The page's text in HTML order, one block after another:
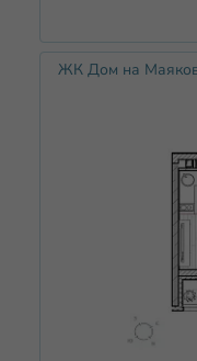
ЖК Дом на